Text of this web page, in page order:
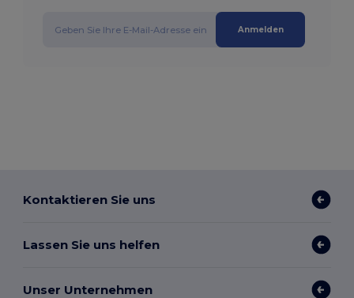
Anmelden
Kontaktieren Sie uns
Lassen Sie uns helfen
Unser Unternehmen